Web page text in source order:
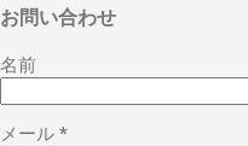
お問い合わせ
名前
メール *